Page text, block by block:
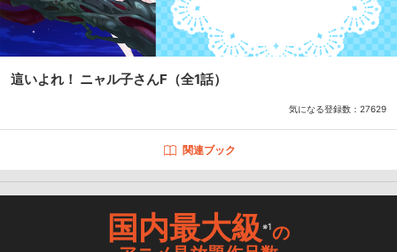
這いよれ！ ニャル子さんF （全1話）
気になる登録数： 27629
関連ブック
国内最大級※1の